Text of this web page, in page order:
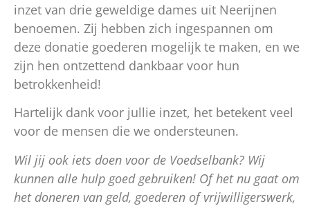
inzet van drie geweldige dames uit Neerijnen
benoemen. Zij hebben zich ingespannen om
deze donatie goederen mogelijk te maken, en we
zijn hen ontzettend dankbaar voor hun
betrokkenheid!
Hartelijk dank voor jullie inzet, het betekent veel
voor de mensen die we ondersteunen.
Wil jij ook iets doen voor de Voedselbank? Wij
kunnen alle hulp goed gebruiken! Of het nu gaat om
het doneren van geld, goederen of vrijwilligerswerk,